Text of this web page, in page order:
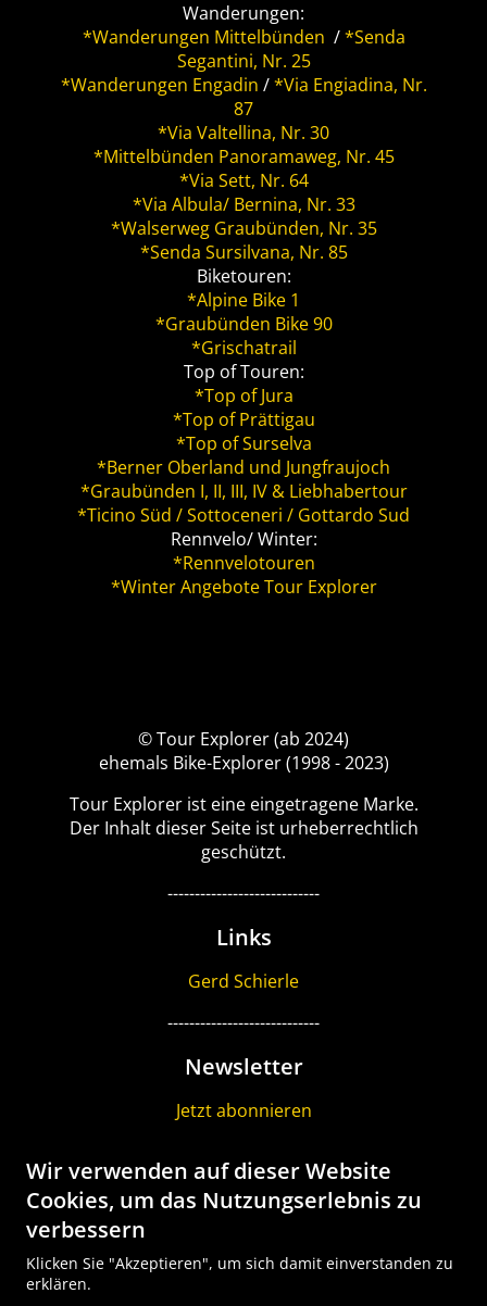
Wanderungen:
*Wanderungen Mittelbünden /*Senda
Segantini, Nr. 25
*Wanderungen Engadin /*Via Engiadina, Nr.
87
*Via Valtellina, Nr. 30
*Mittelbünden Panoramaweg, Nr. 45
*Via Sett, Nr. 64
*Via Albula/ Bernina, Nr. 33
*Walserweg Graubünden, Nr. 35
*Senda Sursilvana, Nr. 85
Biketouren:
*Alpine Bike 1
*Graubünden Bike 90
*Grischatrail
Top of Touren:
*Top of Jura
*Top of Prättigau
*Top of Surselva
*Berner Oberland und Jungfraujoch
*Graubünden I, II, III, IV & Liebhabertour
*Ticino Süd / Sottoceneri / Gottardo Sud
Rennvelo/ Winter:
*Rennvelotouren
*Winter Angebote Tour Explorer
© Tour Explorer (ab 2024)
ehemals Bike-Explorer (1998 - 2023)
Tour Explorer ist eine eingetragene Marke.
Der Inhalt dieser Seite ist urheberrechtlich
geschützt.
----------------------------
Links
Gerd Schierle
----------------------------
Newsletter
Jetzt abonnieren
Gutschein
Geschenk Gutscheine bestellen
Wir verwenden auf dieser Website
Cookies, um das Nutzungserlebnis zu
verbessern
Klicken Sie "Akzeptieren", um sich damit einverstanden zu
erklären.